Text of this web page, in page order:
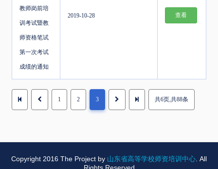
教师岗前培
训考试暨教
师资格笔试
第一次考试
成绩的通知
2019-10-28 查看
1 2 3 共6页,共88条
Copyright 2016 The Project by 山东省高等学校师资培训中心 . All